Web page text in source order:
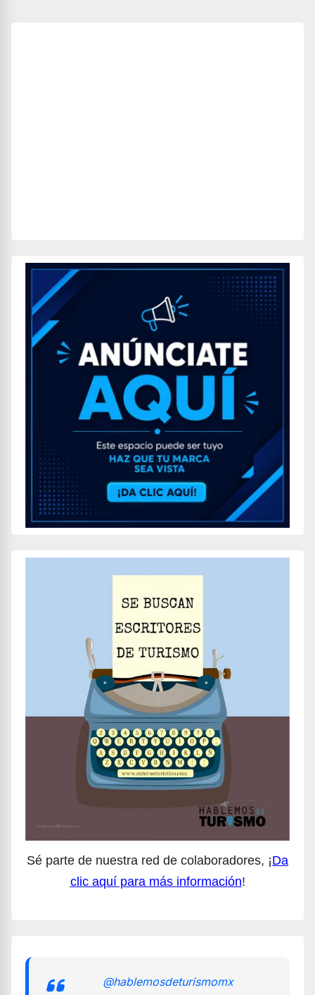
Sé parte de nuestra red de colaboradores, ¡Da
clic aquí para más información!
@hablemosdeturismomx